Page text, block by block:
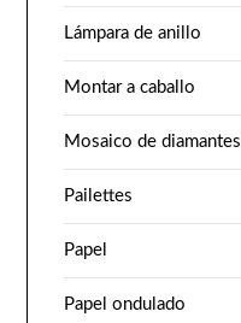
Lámpara de anillo
Montar a caballo
Mosaico de diamantes
Pailettes
Papel
Papel ondulado